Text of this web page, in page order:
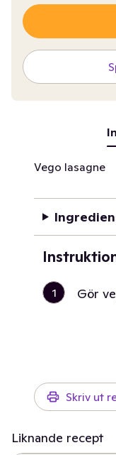
Vego lasagne
1 Gör
Skriv ut
Liknande recept